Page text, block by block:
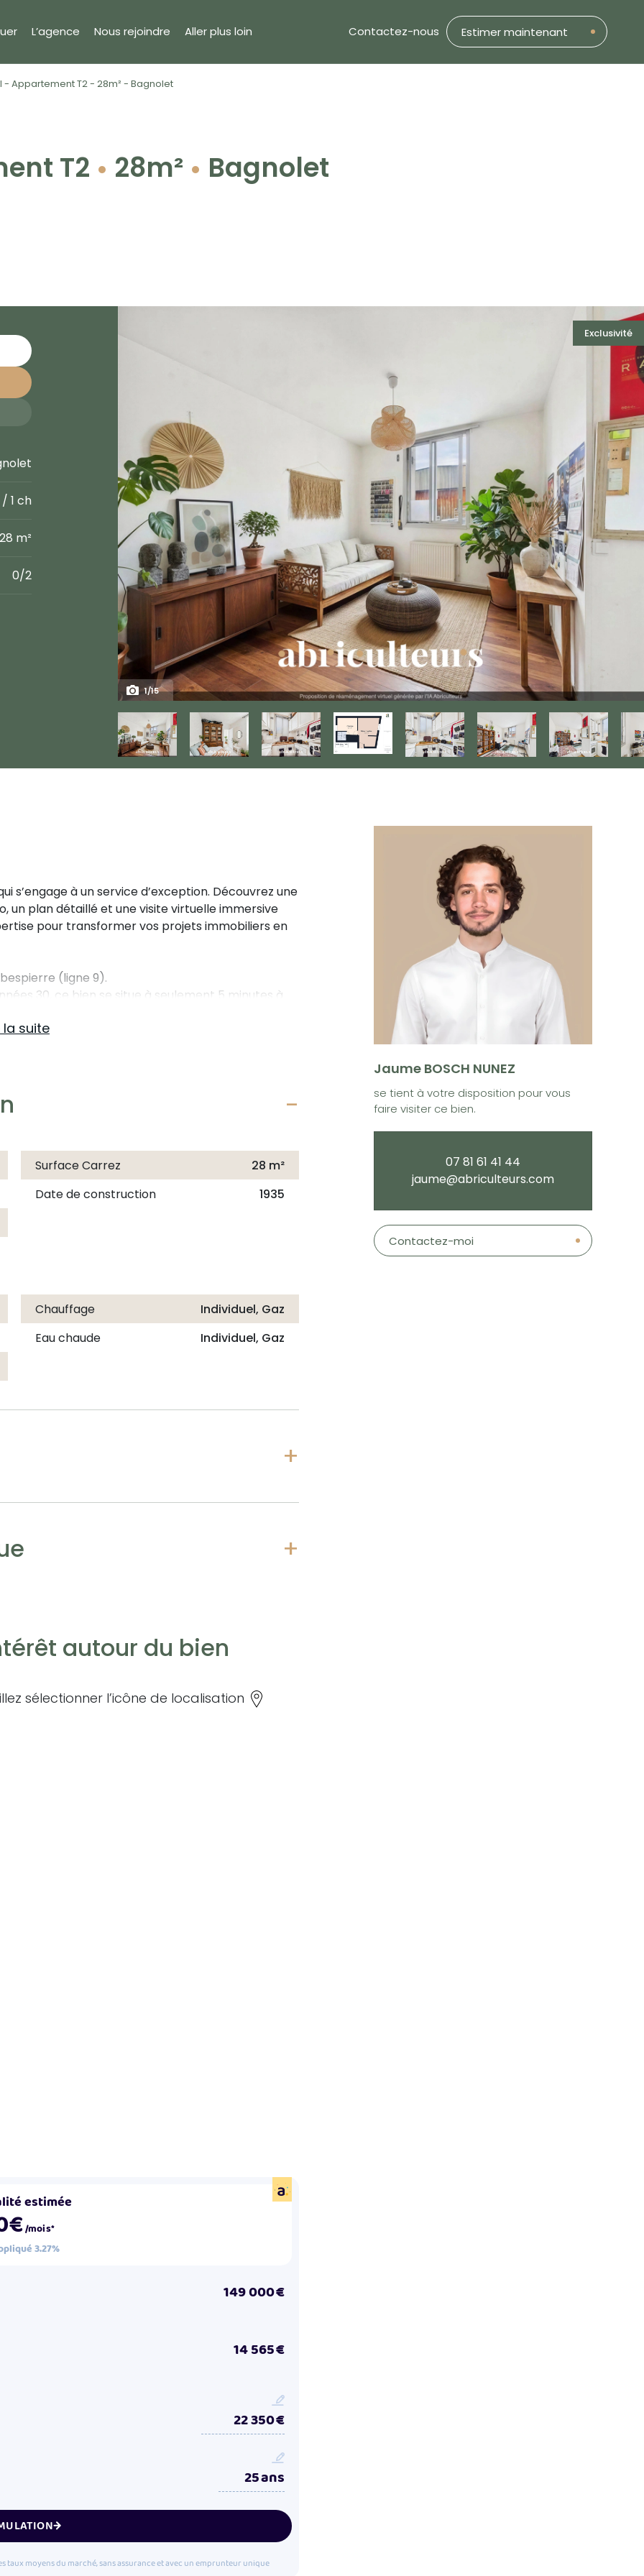
L’agence Nous rejoindre Aller plus loin Contactez-nous Estimer maintenant
- Appartement T2 - 28m² - Bagnolet
T2 28m²
Bagnolet
1 ch
28 m²
0/2
1/15
Exclusivité
s’engage à un service d’exception. Découvrez une
un plan détaillé et une visite virtuelle immersive
pour transformer vos projets immobiliers en
(ligne 9).
30, ce bien se situe à seulement 5 minutes à
de copropriété représente une opportunité
locatif sécurisé.
charges maîtrisées. Pour votre confort immédiat,
au gaz haute performance, installée en 2025.
(Ligne 9) et des commodités.
charges de copropriété réduites.
an (prix 2021)
078, sans détention de fonds, agissant pour le
de 5 000 €, immatriculée sous le SIREN n° 837
exposé sont disponibles sur le site
la suite
Surface Carrez
28 m²
Date de construction
1935
Chauffage
Individuel, Gaz
Eau chaude
Individuel, Gaz
autour du bien
sélectionner l’icône de localisation
Jaume BOSCH NUNEZ
se tient à votre disposition pour vous
faire visiter ce bien.
07 81 61 41 44
jaume@abriculteurs.com
Contactez-moi